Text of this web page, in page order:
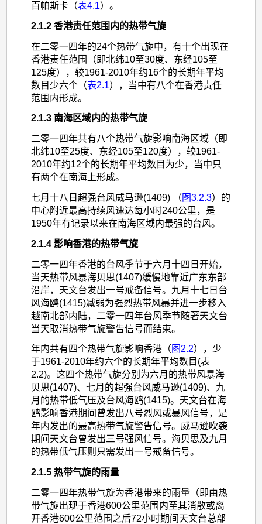
百帕斯卡（表4.1）。
2.1.2 香港责任范围内的热带气旋
在二零一四年的24个热带气旋中，有十个出现在
香港责任范围（即北纬10至30度、东经105至
125度），较1961-2010年约16个的长期年平均
数目少六个（表2.1），当中有八个在香港责任
范围内形成。
2.1.3 南海区域内的热带气旋
二零一四年共有八个热带气旋影响南海区域（即
北纬10至25度、东经105至120度），较1961-
2010年约12个的长期年平均数目为少，当中只
有两个在南海上形成。
七月十八日超强台风威马逊(1409) （ 图3.2.3）的
中心附近最高持续风速达每小时240公里，是
1950年有记录以来在南海区域内最强的台风。
2.1.4 影响香港的热带气旋
二零一四年香港的台风季节于六月十四日开始，
当天热带风暴海贝思(1407)缓慢地靠近广东东部
沿岸，天文台发出一号戒备信号。九月十七日台
风海鸥(1415)减弱为强烈热带风暴并进一步移入
越南北部内陆，二零一四年台风季节随著天文台
当天取消热带气旋警告信号而结束。
年内共有四个热带气旋影响香港（ 图2.2），少
于1961-2010年约六个的长期年平均数目(表
2.2)。这四个热带气旋分别为六月的热带风暴海
贝思(1407)、七月的超强台风威马逊(1409)、九
月的热带低气压及台风海鸥(1415)。天文台在海
鸥影响香港期间曾发出八号烈风或暴风信号，是
年内发出的最高热带气旋警告信号。威马逊吹袭
期间天文台曾发出三号强风信号。海贝思及九月
的热带低气压则只需发出一号戒备信号。
2.1.5 热带气旋的雨量
二零一四年热带气旋为香港带来的雨量（即由热
带气旋出现于香港600公里范围内至其消散或离
开香港600公里范围之后72小时期间天文台总部